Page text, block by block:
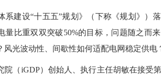
建设“十五五”规划》（下称《规划》）落
量比重双双突破50%的目标，问题随之而
风光波动性、间歇性如何适配电网稳定供电
（iGDP）创始人、执行主任胡敏在接受